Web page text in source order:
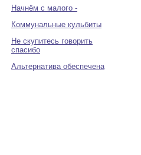
Начнём с малого -
Коммунальные кульбиты
Не скупитесь говорить
спасибо
Альтернатива обеспечена